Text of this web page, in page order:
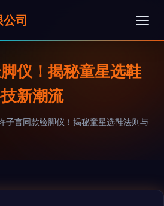
司
仪！揭秘童星选鞋
新潮流
子言同款验脚仪！揭秘童星选鞋法则与